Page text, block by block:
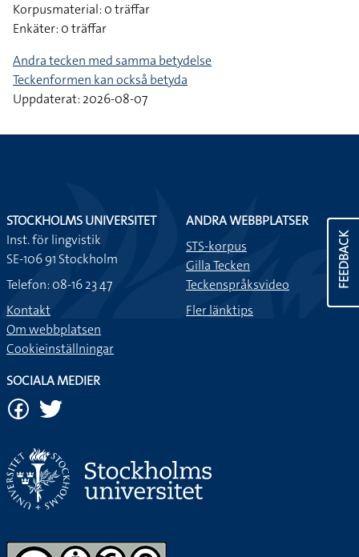
Korpusmaterial: 0 träffar
Enkäter: 0 träffar
Andra tecken med samma betydelse
Teckenformen kan också betyda
Uppdaterat: 2026-08-07
FEEDBACK
STOCKHOLMS UNIVERSITET
Inst. för lingvistik
SE-106 91 Stockholm
Telefon: 08-16 23 47
Kontakt
Om webbplatsen
Cookieinställningar
ANDRA WEBBPLATSER
STS-korpus
Gilla Tecken
Teckenspråksvideo
Fler länktips
SOCIALA MEDIER